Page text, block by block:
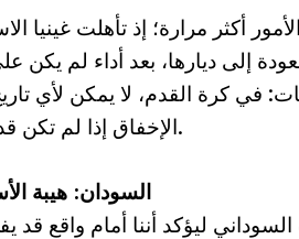
أكثر مرارة؛ إذ تأهلت غينيا
إلى ديارها، بعد أداء لم
في كرة القدم، لا يمكن لأي
الإخفاق إذا لم تكن قد أعددت نفسك بما يكفي.
السودان: هيبة
ليؤكد أننا أمام واقع